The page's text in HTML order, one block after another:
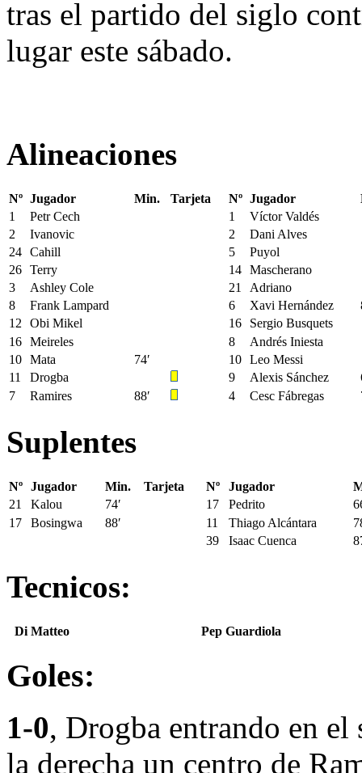
tras el partido del siglo
lugar este sábado.
Alineaciones
Nº Jugador Min. Tarjeta Nº Jugador
1
Petr Cech 1
Víctor Valdés
2
Ivanovic 2
Dani Alves
24 Cahill 5
Puyol
26 Terry 14 Mascherano
3
Ashley Cole 21
Adriano
8
Frank Lampard 6 Xavi Hernández
12
Obi Mikel 16
Sergio Busquets
16 Meireles 8
Andrés Iniesta
10 Mata 74′ 10 Leo Messi
11
Drogba 9 Alexis Sánchez
7
Ramires 88′ 4 Cesc Fábregas
Suplentes
Nº Jugador Min. Tarjeta Nº Jugador
21
Kalou 74′ 17 Pedrito
17
Bosingwa 88′ 11 Thiago Alcántara
39
Isaac Cuenca
Tecnicos:
Di Matteo Pep Guardiola
Goles:
1-0, Drogba entrando en el
la derecha un centro de